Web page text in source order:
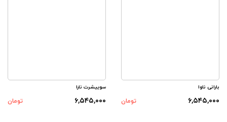
بارانی ناوا
۶,۵۴۵,۰۰۰ تومان
سوییشرت نارا
۶,۵۴۵,۰۰۰ تومان